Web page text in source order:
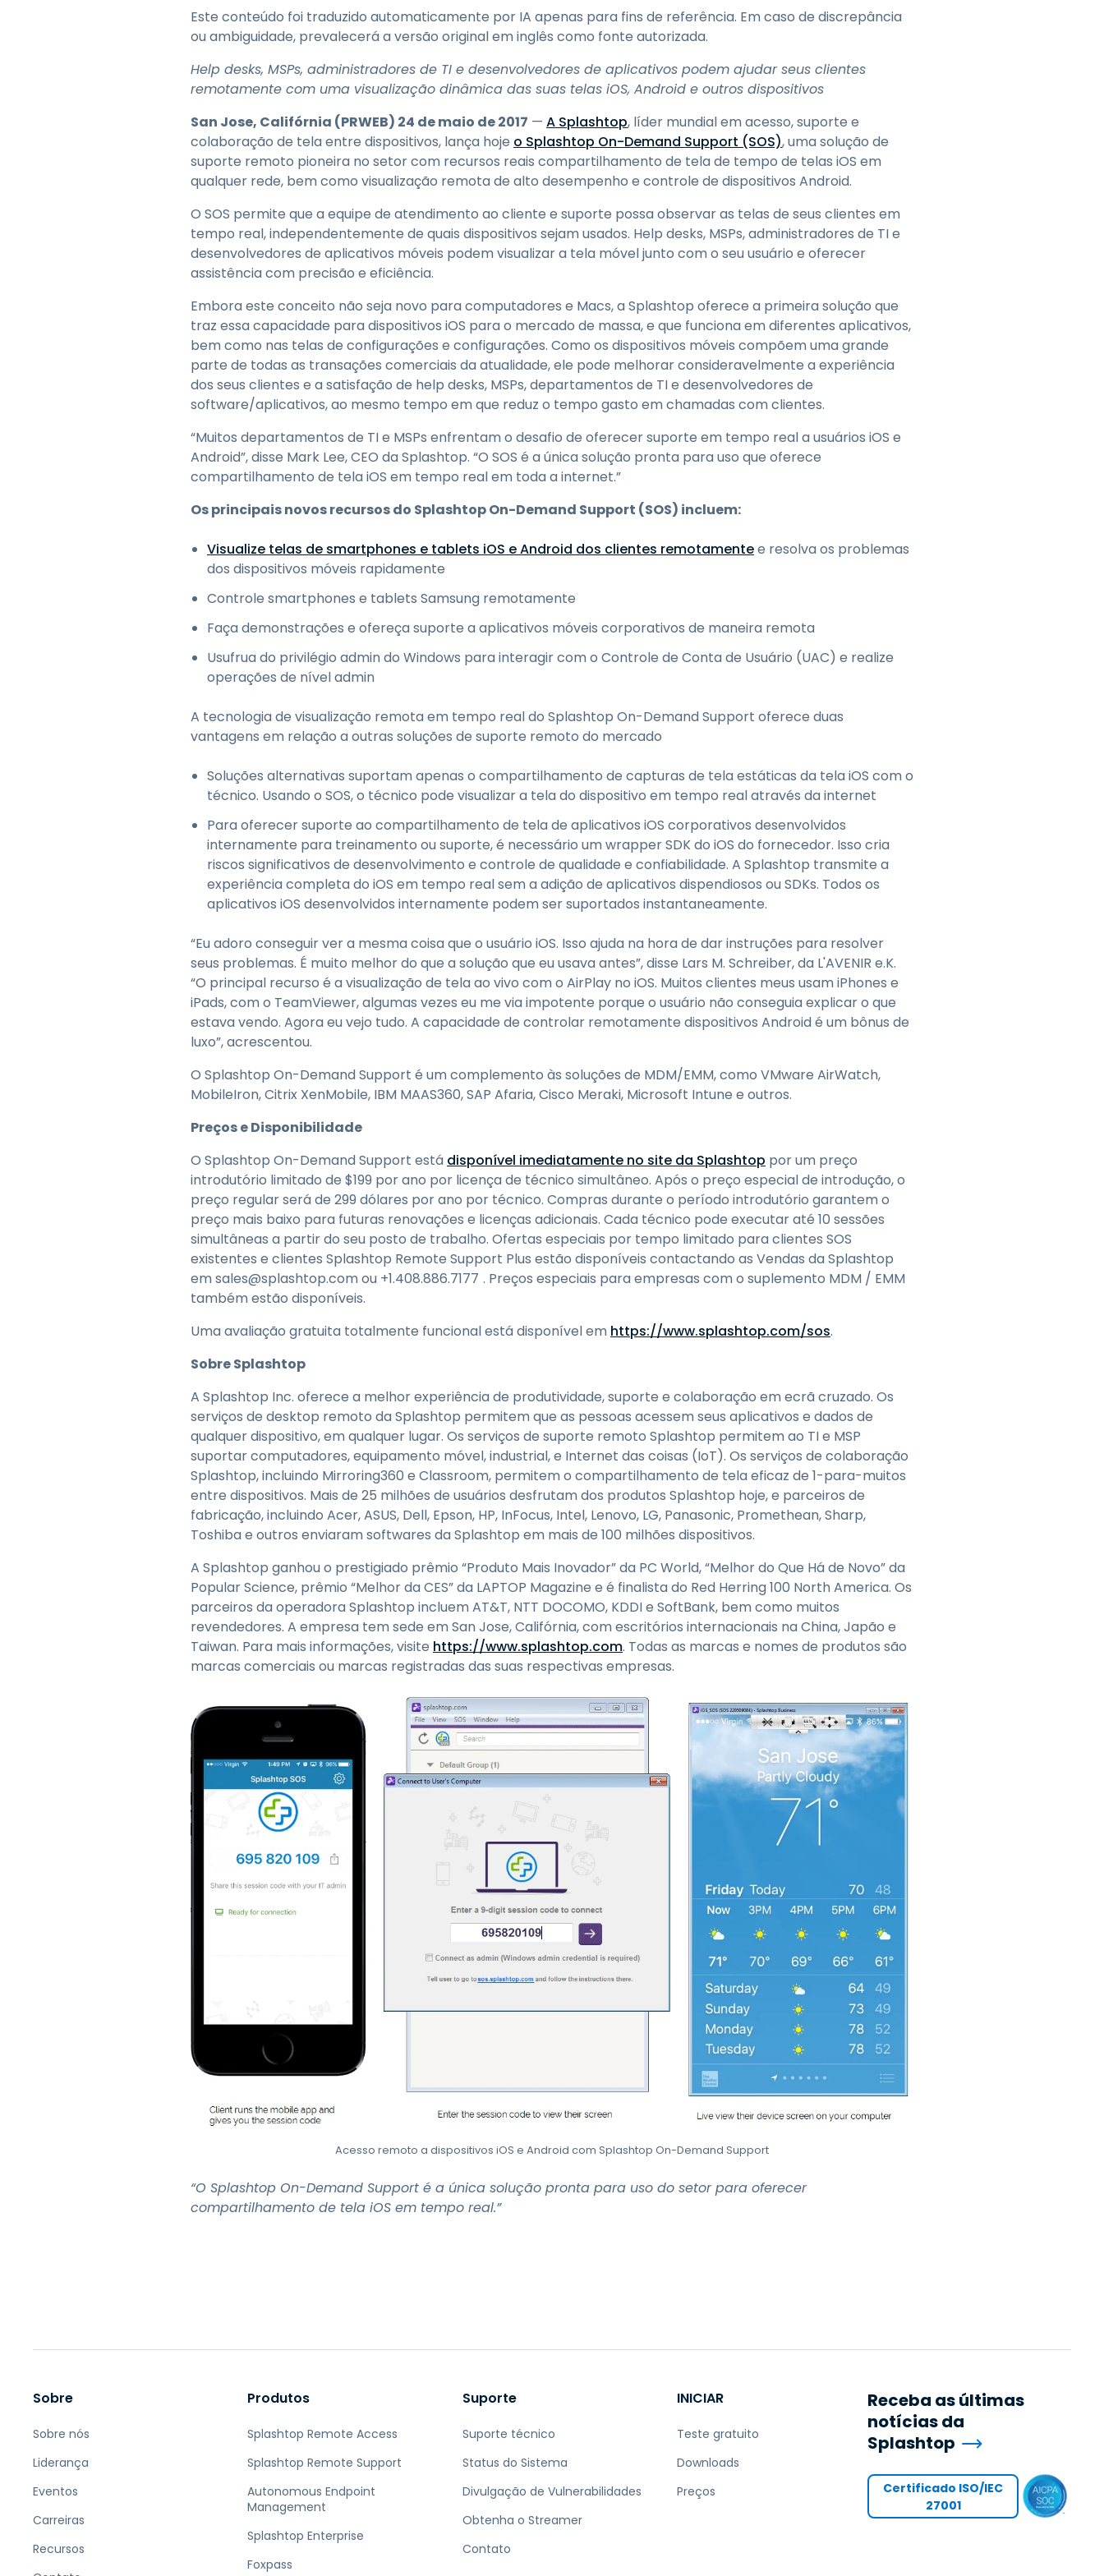
Acesso Remoto via
RDP/SSH/VNC
Trabalho à Distância com
a Wacom
Segurança de Endpoint
Explore Todas as
Explore todas as
indústrias
日本語
ภาษาไทย
Este conteúdo foi traduzido automaticamente por IA apenas para fins de referência. Em caso de discrepância
ou ambiguidade, prevalecerá a versão original em inglês como fonte autorizada.
Help desks, MSPs, administradores de TI e desenvolvedores de aplicativos podem ajudar seus clientes
remotamente com uma visualização dinâmica das suas telas iOS, Android e outros dispositivos
San Jose, Califórnia (PRWEB) 24 de maio de 2017 — A Splashtop, líder mundial em acesso, suporte e
colaboração de tela entre dispositivos, lança hoje o Splashtop On-Demand Support (SOS), uma solução de
suporte remoto pioneira no setor com recursos reais compartilhamento de tela de tempo de telas iOS em
qualquer rede, bem como visualização remota de alto desempenho e controle de dispositivos Android.
O SOS permite que a equipe de atendimento ao cliente e suporte possa observar as telas de seus clientes em
tempo real, independentemente de quais dispositivos sejam usados. Help desks, MSPs, administradores de TI e
desenvolvedores de aplicativos móveis podem visualizar a tela móvel junto com o seu usuário e oferecer
assistência com precisão e eficiência.
Embora este conceito não seja novo para computadores e Macs, a Splashtop oferece a primeira solução que
traz essa capacidade para dispositivos iOS para o mercado de massa, e que funciona em diferentes aplicativos,
bem como nas telas de configurações e configurações. Como os dispositivos móveis compõem uma grande
parte de todas as transações comerciais da atualidade, ele pode melhorar consideravelmente a experiência
dos seus clientes e a satisfação de help desks, MSPs, departamentos de TI e desenvolvedores de
software/aplicativos, ao mesmo tempo em que reduz o tempo gasto em chamadas com clientes.
“Muitos departamentos de TI e MSPs enfrentam o desafio de oferecer suporte em tempo real a usuários iOS e
Android”, disse Mark Lee, CEO da Splashtop. “O SOS é a única solução pronta para uso que oferece
compartilhamento de tela iOS em tempo real em toda a internet.”
Os principais novos recursos do Splashtop On-Demand Support (SOS) incluem:
Visualize telas de smartphones e tablets iOS e Android dos clientes remotamentee resolva os problemas
dos dispositivos móveis rapidamente
Controle smartphones e tablets Samsung remotamente
Faça demonstrações e ofereça suporte a aplicativos móveis corporativos de maneira remota
Usufrua do privilégio admin do Windows para interagir com o Controle de Conta de Usuário (UAC) e realize
operações de nível admin
A tecnologia de visualização remota em tempo real do Splashtop On-Demand Support oferece duas
vantagens em relação a outras soluções de suporte remoto do mercado
Soluções alternativas suportam apenas o compartilhamento de capturas de tela estáticas da tela iOS com o
técnico. Usando o SOS, o técnico pode visualizar a tela do dispositivo em tempo real através da internet
Para oferecer suporte ao compartilhamento de tela de aplicativos iOS corporativos desenvolvidos
internamente para treinamento ou suporte, é necessário um wrapper SDK do iOS do fornecedor. Isso cria
riscos significativos de desenvolvimento e controle de qualidade e confiabilidade. A Splashtop transmite a
experiência completa do iOS em tempo real sem a adição de aplicativos dispendiosos ou SDKs. Todos os
aplicativos iOS desenvolvidos internamente podem ser suportados instantaneamente.
“Eu adoro conseguir ver a mesma coisa que o usuário iOS. Isso ajuda na hora de dar instruções para resolver
seus problemas. É muito melhor do que a solução que eu usava antes”, disse Lars M. Schreiber, da L'AVENIR e.K.
“O principal recurso é a visualização de tela ao vivo com o AirPlay no iOS. Muitos clientes meus usam iPhones e
iPads, com o TeamViewer, algumas vezes eu me via impotente porque o usuário não conseguia explicar o que
estava vendo. Agora eu vejo tudo. A capacidade de controlar remotamente dispositivos Android é um bônus de
luxo”, acrescentou.
O Splashtop On-Demand Support é um complemento às soluções de MDM/EMM, como VMware AirWatch,
MobileIron, Citrix XenMobile, IBM MAAS360, SAP Afaria, Cisco Meraki, Microsoft Intune e outros.
Preços e Disponibilidade
O Splashtop On-Demand Support está disponível imediatamente no site da Splashtop por um preço
introdutório limitado de $199 por ano por licença de técnico simultâneo. Após o preço especial de introdução, o
preço regular será de 299 dólares por ano por técnico. Compras durante o período introdutório garantem o
preço mais baixo para futuras renovações e licenças adicionais. Cada técnico pode executar até 10 sessões
simultâneas a partir do seu posto de trabalho. Ofertas especiais por tempo limitado para clientes SOS
existentes e clientes Splashtop Remote Support Plus estão disponíveis contactando as Vendas da Splashtop
em sales@splashtop.com ou +1.408.886.7177 . Preços especiais para empresas com o suplemento MDM / EMM
também estão disponíveis.
Uma avaliação gratuita totalmente funcional está disponível em https://www.splashtop.com/sos.
Sobre Splashtop
A Splashtop Inc. oferece a melhor experiência de produtividade, suporte e colaboração em ecrã cruzado. Os
serviços de desktop remoto da Splashtop permitem que as pessoas acessem seus aplicativos e dados de
qualquer dispositivo, em qualquer lugar. Os serviços de suporte remoto Splashtop permitem ao TI e MSP
suportar computadores, equipamento móvel, industrial, e Internet das coisas (IoT). Os serviços de colaboração
Splashtop, incluindo Mirroring360 e Classroom, permitem o compartilhamento de tela eficaz de 1-para-muitos
entre dispositivos. Mais de 25 milhões de usuários desfrutam dos produtos Splashtop hoje, e parceiros de
fabricação, incluindo Acer, ASUS, Dell, Epson, HP, InFocus, Intel, Lenovo, LG, Panasonic, Promethean, Sharp,
Toshiba e outros enviaram softwares da Splashtop em mais de 100 milhões dispositivos.
A Splashtop ganhou o prestigiado prêmio “Produto Mais Inovador” da PC World, “Melhor do Que Há de Novo” da
Popular Science, prêmio “Melhor da CES” da LAPTOP Magazine e é finalista do Red Herring 100 North America. Os
parceiros da operadora Splashtop incluem AT&T, NTT DOCOMO, KDDI e SoftBank, bem como muitos
revendedores. A empresa tem sede em San Jose, Califórnia, com escritórios internacionais na China, Japão e
Taiwan. Para mais informações, visite https://www.splashtop.com. Todas as marcas e nomes de produtos são
marcas comerciais ou marcas registradas das suas respectivas empresas.
Acesso remoto a dispositivos iOS e Android com Splashtop On-Demand Support
“O Splashtop On-Demand Support é a única solução pronta para uso do setor para oferecer
compartilhamento de tela iOS em tempo real.”
Sobre
Sobre nós
Liderança
Eventos
Carreiras
Recursos
Produtos
Splashtop Remote Access
Splashtop Remote Support
Autonomous Endpoint
Management
Splashtop Enterprise
Foxpass
Suporte
Suporte técnico
Status do Sistema
Divulgação de Vulnerabilidades
Obtenha o Streamer
Contato
INICIAR
Teste gratuito
Downloads
Preços
Receba as últimas
notícias da
Splashtop
Certificado ISO/IEC
27001